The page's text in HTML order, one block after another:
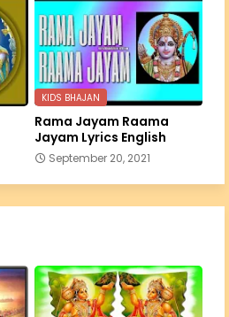
KIDS BHAJAN
Rama Jayam Raama
Jayam Lyrics English
September 20, 2021